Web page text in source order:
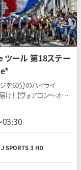
ツール 第18ステー
を60分のハイライ
け！ 【ヴォアロン〜オル
ト】 開催日：2026
現地)
J SPORTS 3 HD